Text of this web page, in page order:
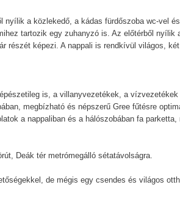
nyílik a közlekedő, a kádas fürdőszoba wc-vel
tartozik egy zuhanyzó is. Az előtérből nyílik
részét képezi. A nappali is rendkívül világos,
is, a villanyvezetékek, a
megbízható és népszerű Gree fűtésre
a nappaliban és a hálószobában fa parketta,
Deák tér metrómegálló sétatávolságra.
de mégis egy csendes és világos